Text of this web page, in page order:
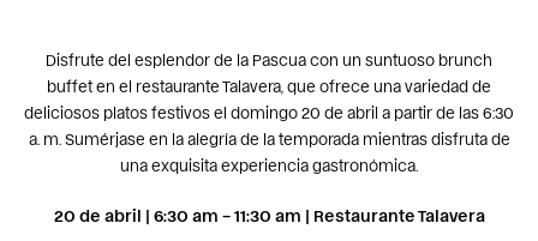
Disfrute del esplendor de la Pascua con un suntuoso brunch
buffet en el restaurante Talavera, que ofrece una variedad de
deliciosos platos festivos el domingo 20 de abril a partir de las 6:30
a. m. Sumérjase en la alegría de la temporada mientras disfruta de
una exquisita experiencia gastronómica.
20 de abril | 6:30 am – 11:30 am | Restaurante Talavera